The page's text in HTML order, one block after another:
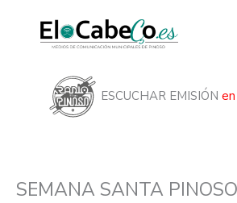
contenido
ESCUCHAR EMISIÓN
SEMANA SANTA